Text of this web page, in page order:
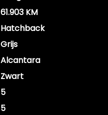
61.903 KM
Hatchback
Grijs
Alcantara
Zwart
5
5